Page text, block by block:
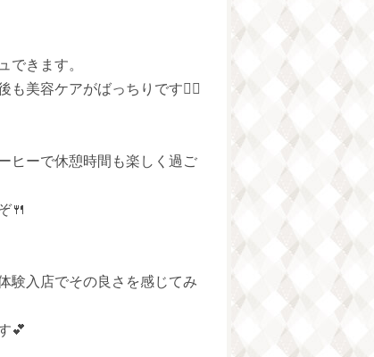
できます。
も美容ケアがばっちりです💆‍♀️
ヒーで休憩時間も楽しく過ご
🍴
験入店でその良さを感じてみ
💕